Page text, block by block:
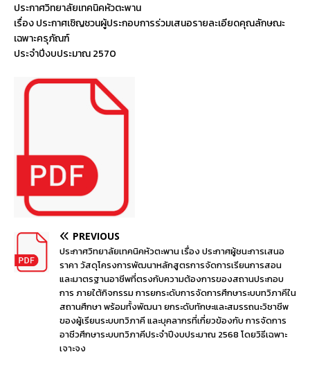
ประกาศวิทยาลัยเทคนิคหัวตะพาน
เรื่อง ประกาศเชิญชวนผู้ประกอบการร่วมเสนอรายละเอียดคุณลักษณะ
เฉพาะครุภัณฑ์
ประจำปีงบประมาณ 2570
PREVIOUS
ประกาศวิทยาลัยเทคนิคหัวตะพาน เรื่อง ประกาศผู้ชนะการเสนอ
ราคา วัสดุโครงการพัฒนาหลักสูตรการจัดการเรียนการสอน
และมาตรฐานอาชีพที่ตรงกับความต้องการของสถานประกอบ
การ ภายใต้กิจกรรม การยกระดับการจัดการศึกษาระบบทวิภาคีใน
สถานศึกษา พร้อมทั้งพัฒนา ยกระดับทักษะและสมรรถนะวิชาชีพ
ของผู้เรียนระบบทวิภาคี และบุคลากรที่เกี่ยวข้องกับ การจัดการ
อาชีวศึกษาระบบทวิภาคีประจําปีงบประมาณ 2568 โดยวิธีเฉพาะ
เจาะจง